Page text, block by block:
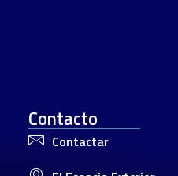
Contacto
Contactar